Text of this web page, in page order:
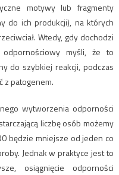
motywy lub fragmenty
do ich produkcji), na których
Wtedy, gdy dochodzi
myśli, że to
do szybkiej reakcji, podczas
z patogenem.
wytworzenia odporności
liczbę osób możemy
będzie mniejsze od jeden co
Jednak w praktyce jest to
osiągnięcie odporności